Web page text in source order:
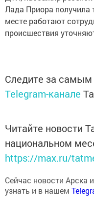
Лада Приора
месте работают
происшествия
Следите за
Telegram-канале
Читайте новости
национальном
https://max.ru/
Сейчас новости Арска
узнать и в нашем